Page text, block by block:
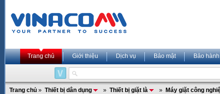
Trang chủ Giới thiệu Dịch vụ Bảo mật Bảo hành
Trang chủ » Thiết bị dân dụng » Thiết bị giặt là » Máy giặt công